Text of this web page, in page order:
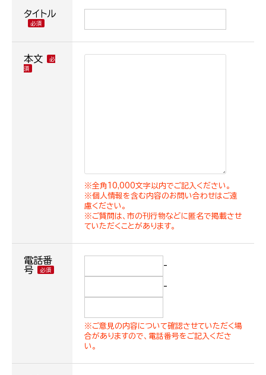
タイトル
本文
※全角10,000文字以内でご記入ください。
※個人情報を含む内容のお問い合わせはご遠
慮ください。
※ご質問は、市の刊行物などに匿名で掲載させ
ていただくことがあります。
電話番
号
-
-
※ご意見の内容について確認させていただく場
合がありますので、電話番号をご記入くださ
い。